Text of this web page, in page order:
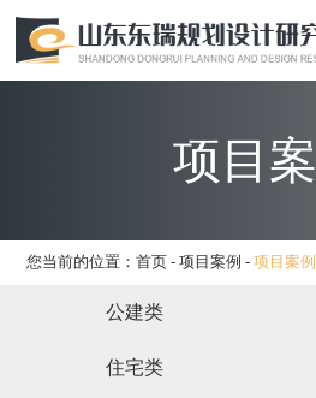
项目
您当前的位置：首页-项目案例 -项目案例
公建类
住宅类